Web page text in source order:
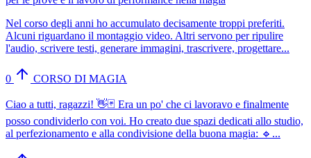
Nel corso degli anni ho accumulato decisamente troppi preferiti.
Alcuni riguardano il montaggio video. Altri servono per ripulire
l'audio, scrivere testi, generare immagini, trascrivere, progettare...
0 CORSO DI MAGIA
Ciao a tutti, ragazzi! 👋🃏 Era un po' che ci lavoravo e finalmente
posso condividerlo con voi. Ho creato due spazi dedicati allo studio,
al perfezionamento e alla condivisione della buona magia: 🔹...